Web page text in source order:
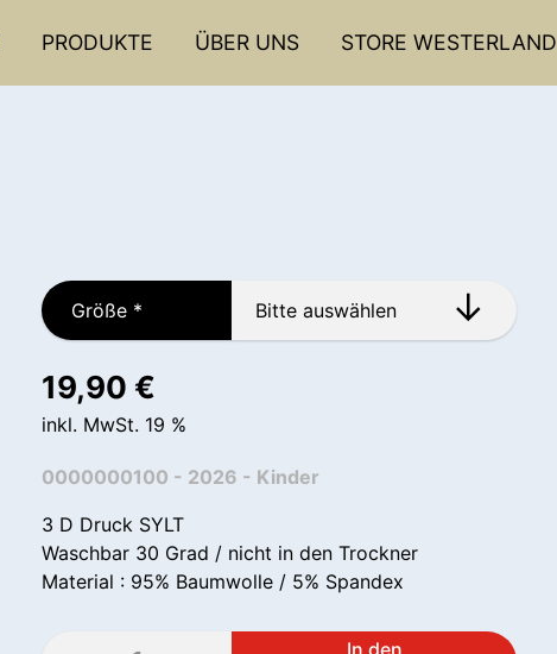
PRODUKTE ÜBER UNS STORE WESTERLAND
Größe *
19,90 €
inkl. MwSt. 19 %
0000000100 - 2026 - Kinder
3 D Druck SYLT
Waschbar 30 Grad / nicht in den Trockner
Material : 95% Baumwolle / 5% Spandex